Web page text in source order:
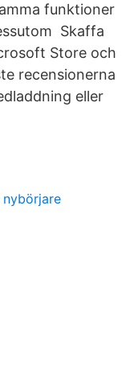
funktioner
Skaffa
Store och
recensionerna
eller
nybörjare